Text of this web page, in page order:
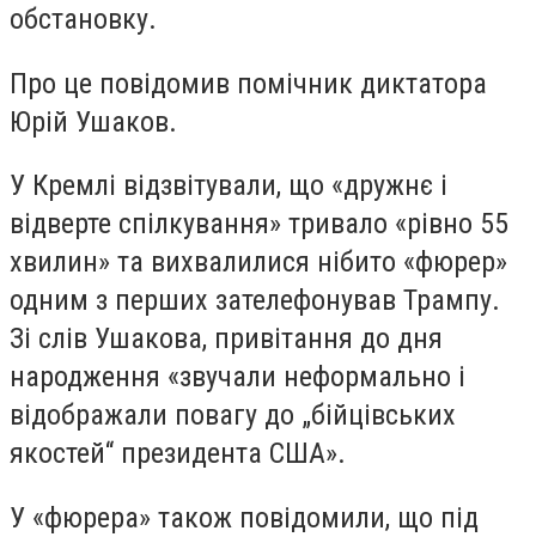
обстановку.
Про це повідомив помічник диктатора
Юрій Ушаков.
У Кремлі відзвітували, що «дружнє і
відверте спілкування» тривало «рівно 55
хвилин» та вихвалилися нібито «фюрер»
одним з перших зателефонував Трампу.
Зі слів Ушакова, привітання до дня
народження «звучали неформально і
відображали повагу до „бійцівських
якостей“ президента США».
У «фюрера» також повідомили, що під